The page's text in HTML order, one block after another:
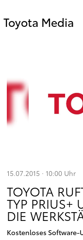
Toyota Media
15.07.2015 · 10:00 Uhr
TOYOTA
TYP PRIUS+
DIE
Kostenloses